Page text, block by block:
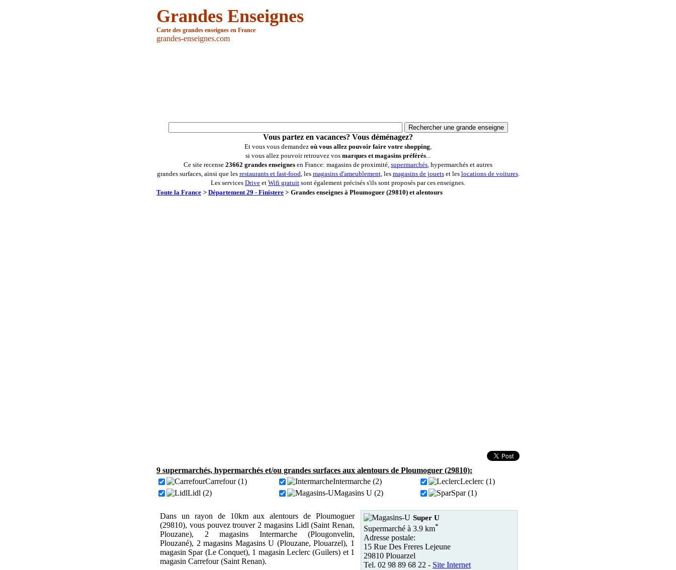
Grandes Enseignes
Carte des grandes enseignes en France
grandes-enseignes.com
Vous partez en vacances? Vous déménagez?
Et vous vous demandez où vous allez pouvoir faire votre shopping,
si vous allez pouvoir retrouvez vos marques et magasins préférés...
Ce site recense 23662 grandes enseignes en France: magasins de proximité, supermarchés, hypermarchés et autres
grandes surfaces, ainsi que les restaurants et fast-food, les magasins d'ameublement, les magasins de jouetset les locations de voitures.
Les services Drive et Wifi gratuit sont également précisés s'ils sont proposés par ces enseignes.
Toute la France > Département 29 - Finistere > Grandes enseignes à Ploumoguer (29810) et alentours
9 supermarchés, hypermarchés et/ou grandes surfaces aux alentours de Ploumoguer (29810):
Carrefour (1)
Intermarche (2)
Leclerc (1)
Lidl (2)
Magasins U (2) Spar (1)
Dans un rayon de 10km aux alentours de Ploumoguer
(29810), vous pouvez trouver 2 magasins Lidl (Saint Renan,
Plouzane), 2 magasins Intermarche (Plougonvelin,
Plouzané), 2 magasins Magasins U (Plouzane, Plouarzel), 1
magasin Spar (Le Conquet), 1 magasin Leclerc (Guilers) et 1
magasin Carrefour (Saint Renan).
Super U
Supermarché à 3.9 km*
Adresse postale:
15 Rue Des Freres Lejeune
29810 Plouarzel
Tel. 02 98 89 68 22 - Site Internet